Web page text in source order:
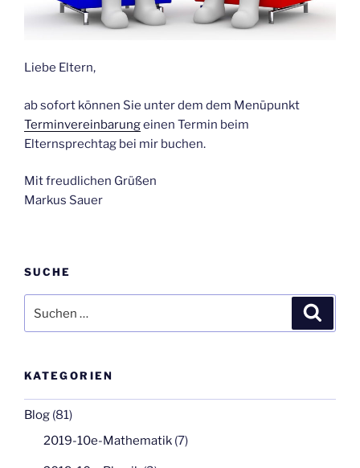
Liebe Eltern,
ab sofort können Sie unter dem dem Menüpunkt
Terminvereinbarungeinen Termin beim
Elternsprechtag bei mir buchen.
Mit freudlichen Grüßen
Markus Sauer
SUCHE
nach:
KATEGORIEN
Blog (81)
2019-10e-Mathematik (7)